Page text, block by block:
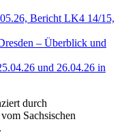
Bericht LK4 14/15,
– Überblick und
und 26.04.26 in